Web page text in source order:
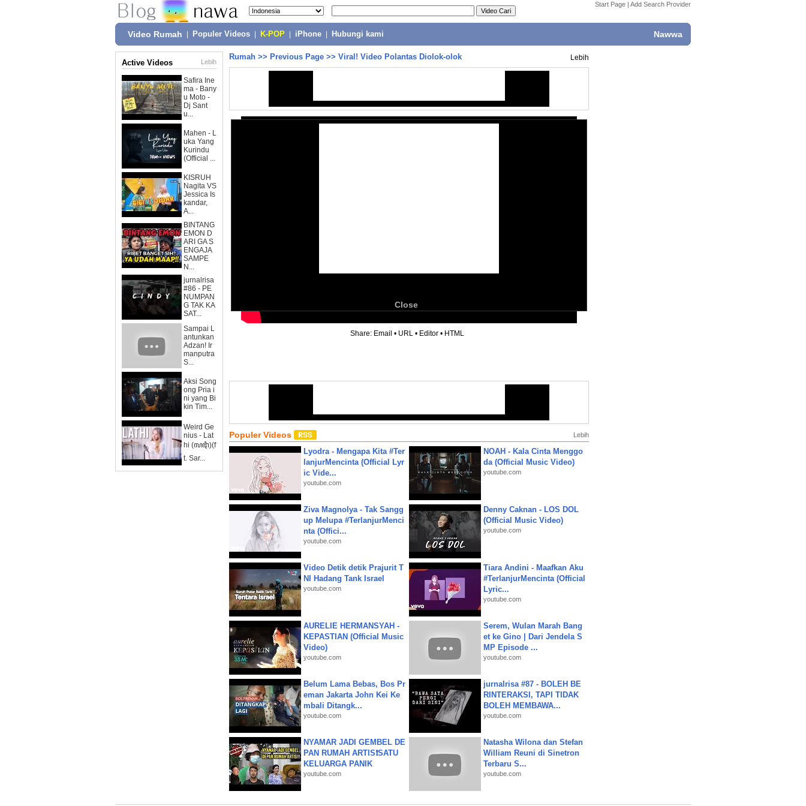
Start Page | Add Search Provider
Video Rumah Populer Videos K-POP iPhone Hubungi kami Nawwa
Active Videos Lebih
Safira Ine
ma - Bany
u Moto -
Dj Sant
u...
Mahen - L
uka Yang
Kurindu
(Official ...
KISRUH
Nagita VS
Jessica Is
kandar,
A...
BINTANG
EMON D
ARI GA S
ENGAJA
SAMPE
N...
jurnalrisa
#86 - PE
NUMPAN
G TAK KA
SAT...
Sampai L
antunkan
Adzan! Ir
manputra
S...
Aksi Song
ong Pria i
ni yang Bi
kin Tim...
Weird Ge
nius - Lat
hi (ꦭꦛꦶ)(f
t. Sar...
Rumah >> Previous Page >> Viral! Video Polantas Diolok-olok Lebih
Close
Share: Email • URL • Editor • HTML
Populer Videos Lebih
Lyodra - Mengapa Kita #Ter
lanjurMencinta (Official Lyr
ic Vide...
youtube.com
NOAH - Kala Cinta Menggo
da (Official Music Video)
youtube.com
Ziva Magnolya - Tak Sangg
up Melupa #TerlanjurMenci
nta (Offici...
youtube.com
Denny Caknan - LOS DOL
(Official Music Video)
youtube.com
Video Detik detik Prajurit T
NI Hadang Tank Israel
youtube.com
Tiara Andini - Maafkan Aku
#TerlanjurMencinta (Official
Lyric...
youtube.com
AURELIE HERMANSYAH -
KEPASTIAN (Official Music
Video)
youtube.com
Serem, Wulan Marah Bang
et ke Gino | Dari Jendela S
MP Episode ...
youtube.com
Belum Lama Bebas, Bos Pr
eman Jakarta John Kei Ke
mbali Ditangk...
youtube.com
jurnalrisa #87 - BOLEH BE
RINTERAKSI, TAPI TIDAK
BOLEH MEMBAWA...
youtube.com
NYAMAR JADI GEMBEL DE
PAN RUMAH ARTIS❗SATU
KELUARGA PANIK
youtube.com
Natasha Wilona dan Stefan
William Reuni di Sinetron
Terbaru S...
youtube.com